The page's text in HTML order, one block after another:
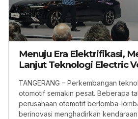
Menuju Era Elektrifikasi,
Lanjut Teknologi Electric
TANGERANG – Perkembangan
otomotif semakin pesat. Beberapa
perusahaan otomotif berlomba-
berinovasi menghadirkan